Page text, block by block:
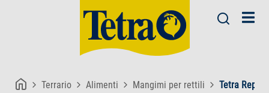
Terrario Alimenti Mangimi per rettili Tetra